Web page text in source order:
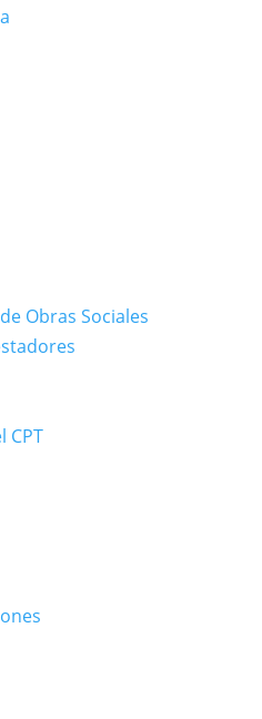
Obras Sociales
CPT